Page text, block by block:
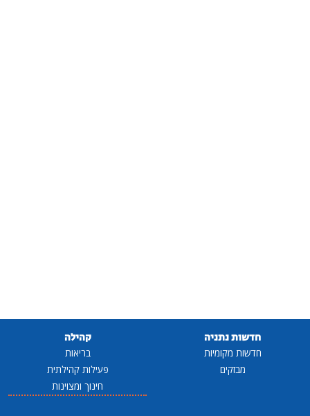
חדשות נתניה
חדשות מקומיות
מבזקים
קהילה
בריאות
פעילות קהילתית
חינוך ומצוינות